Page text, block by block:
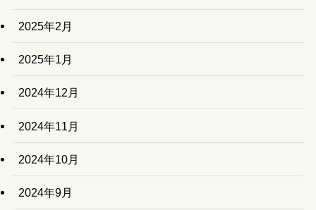
2025年2月
2025年1月
2024年12月
2024年11月
2024年10月
2024年9月